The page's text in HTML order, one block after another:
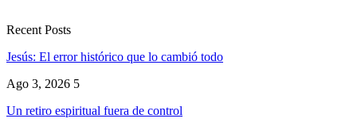
Recent Posts
Jesús: El error histórico que lo cambió todo
Ago 3, 2026 5
Un retiro espiritual fuera de control